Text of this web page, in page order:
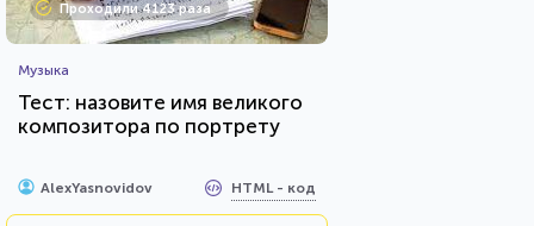
Проходили 4123 раза
Музыка
Тест: назовите имя великого
композитора по портрету
AlexYasnovidov HTML - код